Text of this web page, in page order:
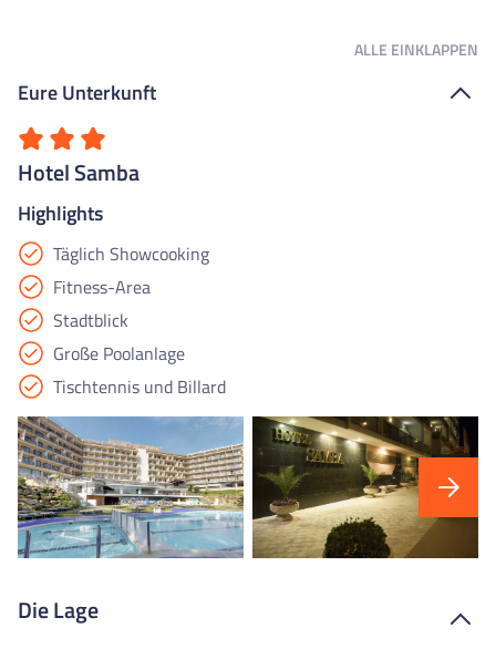
ALLE EINKLAPPEN
Eure Unterkunft
Hotel Samba
Highlights
Täglich Showcooking
Fitness-Area
Stadtblick
Große Poolanlage
Tischtennis und Billard
Die Lage